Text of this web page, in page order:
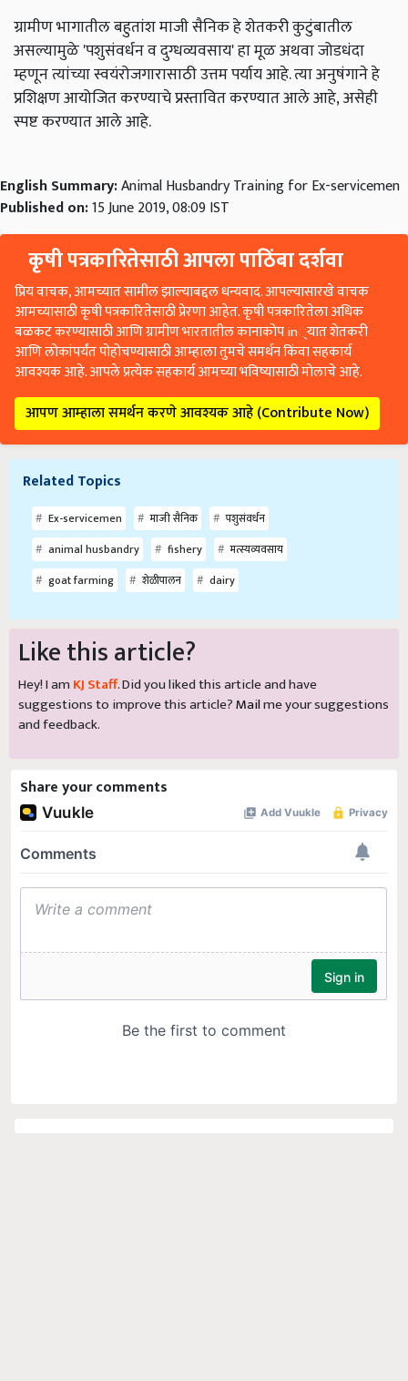
ग्रामीण भागातील बहुतांश माजी सैनिक हे शेतकरी कुटुंबातील
असल्यामुळे'पशुसंवर्धन व दुग्धव्यवसाय' हा मूळ अथवा जोडधंदा
म्हणून त्यांच्या स्वयंरोजगारासाठी उत्तम पर्याय आहे. त्या अनुषंगाने हे
प्रशिक्षण आयोजित करण्याचे प्रस्तावित करण्यात आले आहे, असेही
स्पष्ट करण्यात आले आहे.
English Summary:Animal Husbandry Training for Ex-servicemen
Published on:15 June 2019, 08:09 IST
कृषी पत्रकारितेसाठी आपला पाठिंबा दर्शवा
प्रिय वाचक, आमच्यात सामील झाल्याबद्दल धन्यवाद. आपल्यासारखे वाचक
आमच्यासाठी कृषी पत्रकारितेसाठी प्रेरणा आहेत. कृषी पत्रकारितेला अधिक
बळकट करण्यासाठी आणि ग्रामीण भारतातील कानाकोप in्यात शेतकरी
आणि लोकांपर्यंत पोहोचण्यासाठी आम्हाला तुमचे समर्थन किंवा सहकार्य
आवश्यक आहे. आपले प्रत्येक सहकार्य आमच्या भविष्यासाठी मोलाचे आहे.
आपण आम्हाला समर्थन करणे आवश्यक आहे (Contribute Now)
Related Topics
Ex-servicemen माजी सैनिक
पशुसंवर्धन
animal husbandry
fishery
मत्स्यव्यवसाय
goat farming
शेळीपालन dairy
Like this article?
Hey! I am KJ Staff. Did you liked this article and have
suggestions to improve this article?Mailme your suggestions
and feedback.
Share your comments